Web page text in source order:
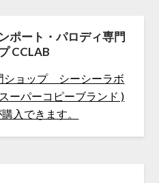
ポート・パロディ専門
CCLAB